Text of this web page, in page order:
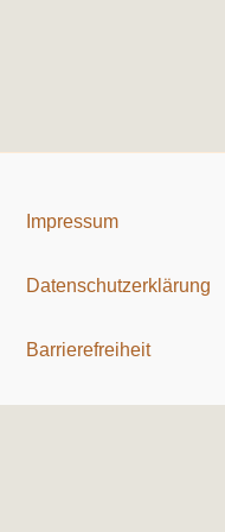
Impressum
Datenschutzerklärung
Barrierefreiheit